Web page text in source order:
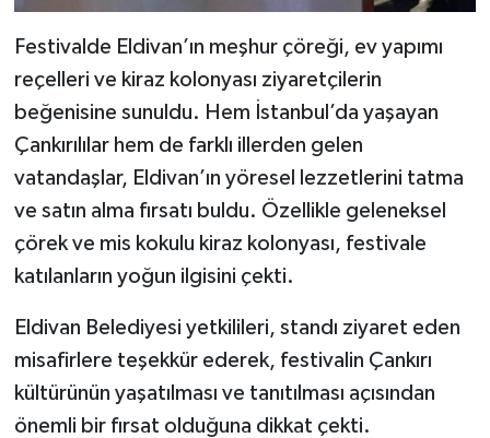
Festivalde Eldivan’ın meşhur çöreği, ev yapımı
reçelleri ve kiraz kolonyası ziyaretçilerin
beğenisine sunuldu. Hem İstanbul’da yaşayan
Çankırılılar hem de farklı illerden gelen
vatandaşlar, Eldivan’ın yöresel lezzetlerini tatma
ve satın alma fırsatı buldu. Özellikle geleneksel
çörek ve mis kokulu kiraz kolonyası, festivale
katılanların yoğun ilgisini çekti.
Eldivan Belediyesi yetkilileri, standı ziyaret eden
misafirlere teşekkür ederek, festivalin Çankırı
kültürünün yaşatılması ve tanıtılması açısından
önemli bir fırsat olduğuna dikkat çekti.